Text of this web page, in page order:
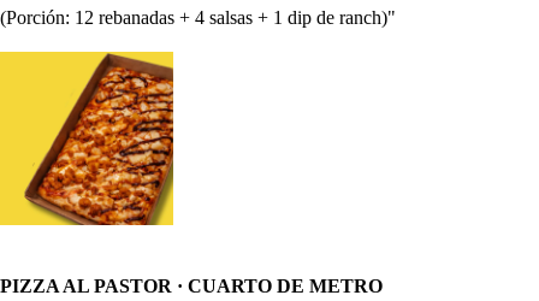
(Porción: 12 rebanadas + 4 salsas + 1 dip de ranch)"
PIZZA AL PASTOR · CUARTO DE METRO